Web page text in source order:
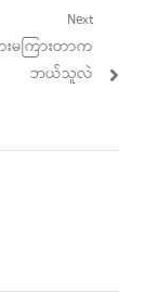
Next
ကြားတာက
ဘယ်သူလဲ